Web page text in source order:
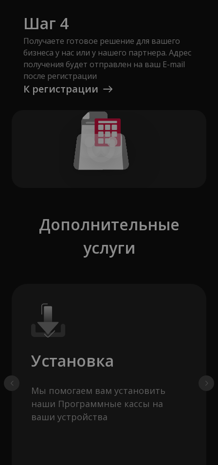
Шаг 4
Получаете готовое решение для вашего
бизнеса у нас или у нашего партнера. Адрес
получения будет отправлен на ваш E-mail
после регистрации
К регистрации
Дополнительные
услуги
Установка
Мы помогаем вам установить
наши Программные кассы на
ваши устройства